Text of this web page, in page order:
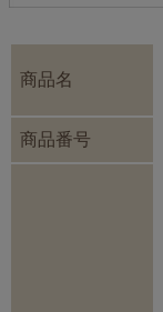
商品名
商品番号